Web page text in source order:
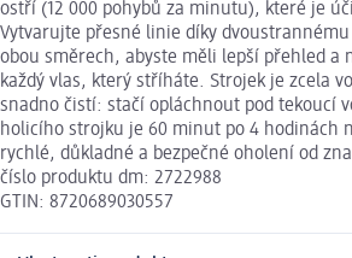
ostří (12 000 pohybů za minutu), které je
Vytvarujte přesné linie díky
obou směrech, abyste měli lepší přehled a
každý vlas, který stříháte. Strojek je zcela
snadno čistí: stačí opláchnout pod tekoucí
holicího strojku je 60 minut po 4 hodinách
rychlé, důkladné a bezpečné oholení od
číslo produktu dm: 2722988
GTIN: 8720689030557